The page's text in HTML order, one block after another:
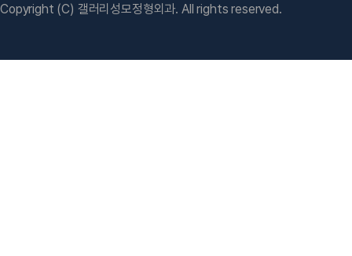
Copyright (C) 갤러리성모정형외과. All rights reserved.